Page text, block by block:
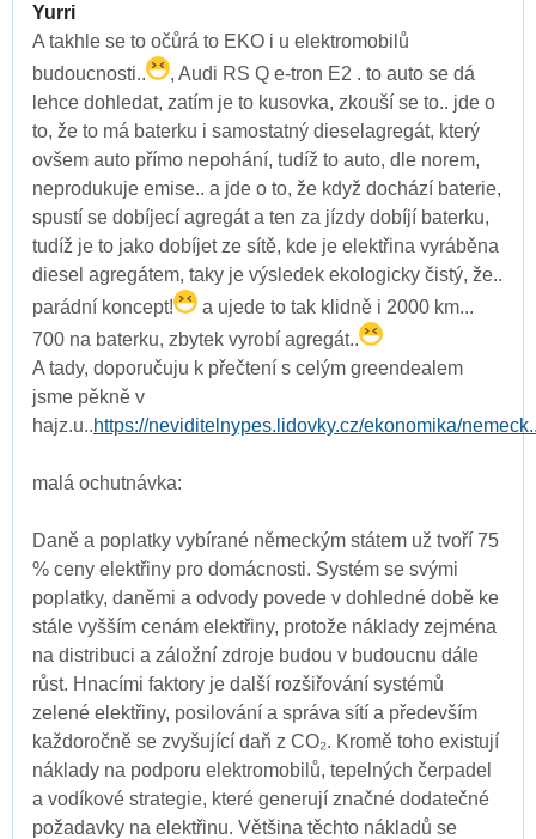
Yurri
A takhle se to očůrá to EKO i u elektromobilů
budoucnosti..
, Audi RS Q e-tron E2 . to auto se dá
lehce dohledat, zatím je to kusovka, zkouší se to.. jde o
to, že to má baterku i samostatný dieselagregát, který
ovšem auto přímo nepohání, tudíž to auto, dle norem,
neprodukuje emise.. a jde o to, že když dochází baterie,
spustí se dobíjecí agregát a ten za jízdy dobíjí baterku,
tudíž je to jako dobíjet ze sítě, kde je elektřina vyráběna
diesel agregátem, taky je výsledek ekologicky čistý, že..
parádní koncept!
a ujede to tak klidně i 2000 km...
700 na baterku, zbytek vyrobí agregát..
A tady, doporučuju k přečtení s celým greendealem
jsme pěkně v
hajz.u..https://neviditelnypes.lidovky.cz/ekonomika/
malá ochutnávka:
Daně a poplatky vybírané německým státem už tvoří 75
% ceny elektřiny pro domácnosti. Systém se svými
poplatky, daněmi a odvody povede v dohledné době ke
stále vyšším cenám elektřiny, protože náklady zejména
na distribuci a záložní zdroje budou v budoucnu dále
růst. Hnacími faktory je další rozšiřování systémů
zelené elektřiny, posilování a správa sítí a především
každoročně se zvyšující daň z CO₂. Kromě toho existují
náklady na podporu elektromobilů, tepelných čerpadel
a vodíkové strategie, které generují značné dodatečné
požadavky na elektřinu. Většina těchto nákladů se